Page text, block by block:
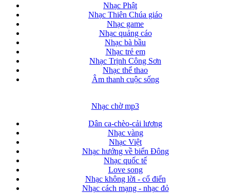
Nhạc Phật
Nhạc Thiên Chúa giáo
Nhạc game
Nhạc quảng cáo
Nhạc bà bầu
Nhạc trẻ em
Nhạc Trịnh Công Sơn
Nhạc thể thao
Âm thanh cuộc sống
Nhạc chờ mp3
Dân ca-chèo-cải lương
Nhạc vàng
Nhạc Việt
Nhạc hướng về biển Đông
Nhạc quốc tế
Love song
Nhạc không lời - cổ điển
Nhạc cách mạng - nhạc đỏ